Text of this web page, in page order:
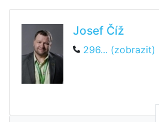
Josef Číž
296... (zobrazit)